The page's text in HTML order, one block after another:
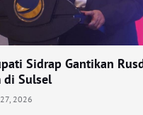
Sidrap Gantikan
di Sulsel
2026